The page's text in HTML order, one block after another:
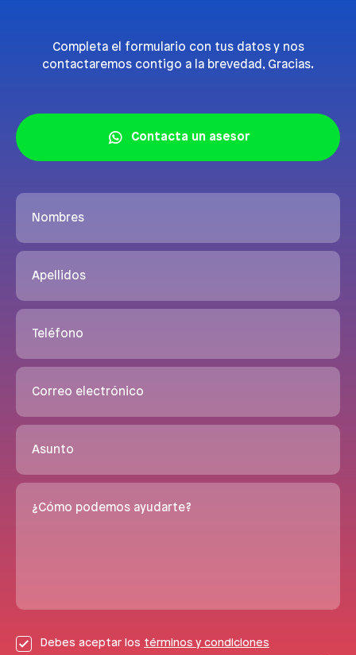
Completa el formulario con tus datos y nos
contactaremos contigo a la brevedad, Gracias.
Contacta un asesor
Nombres
Apellidos
Teléfono
Correo electrónico
Asunto
¿Cómo podemos ayudarte?
Debes aceptar los términos y condiciones